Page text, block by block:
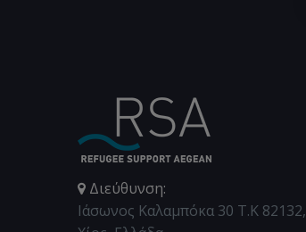
Διεύθυνση:
Ιάσωνος Καλαμπόκα 30 Τ.Κ 82132,